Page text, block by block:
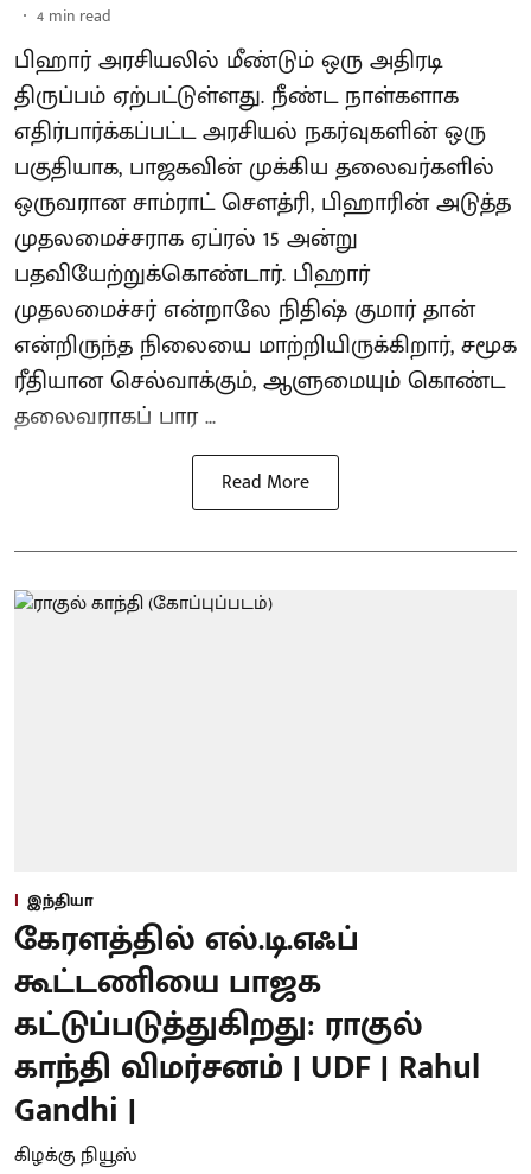
4 min read
பிஹார் அரசியலில் மீண்டும் ஒரு அதிரடி
திருப்பம் ஏற்பட்டுள்ளது. நீண்ட நாள்களாக
எதிர்பார்க்கப்பட்ட அரசியல் நகர்வுகளின் ஒரு
பகுதியாக, பாஜகவின் முக்கிய தலைவர்களில்
ஒருவரான சாம்ராட் சௌத்ரி, பிஹாரின் அடுத்த
முதலமைச்சராக ஏப்ரல் 15 அன்று
பதவியேற்றுக்கொண்டார். பிஹார்
முதலமைச்சர் என்றாலே நிதிஷ் குமார் தான்
என்றிருந்த நிலையை மாற்றியிருக்கிறார், சமூக
ரீதியான செல்வாக்கும், ஆளுமையும் கொண்ட
தலைவராகப் பார ...
Read More
இந்தியா
கேரளத்தில் எல்.டி.எஃப்
கூட்டணியை பாஜக
கட்டுப்படுத்துகிறது: ராகுல்
காந்தி விமர்சனம் | UDF | Rahul
Gandhi |
கிழக்கு நியூஸ்